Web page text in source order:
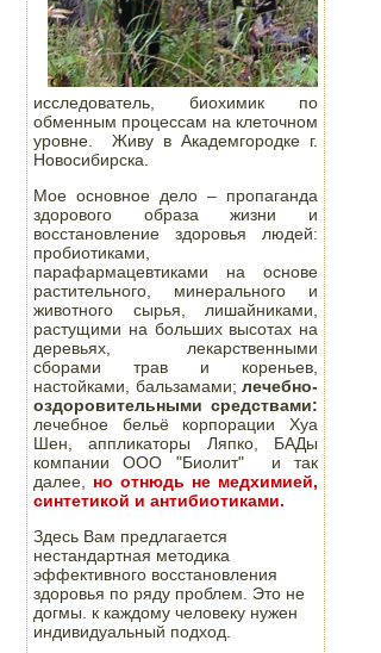
исследователь, биохимик по
обменным процессам на клеточном
уровне. Живу в Академгородке г.
Новосибирска.
Мое основное дело – пропаганда
здорового образа жизни и
восстановление здоровья людей:
пробиотиками,
парафармацевтиками на основе
растительного, минерального и
животного сырья, лишайниками,
растущими на больших высотах на
деревьях, лекарственными
сборами трав и кореньев,
настойками, бальзамами; лечебно-
оздоровительными средствами:
лечебное бельё корпорации Хуа
Шен, аппликаторы Ляпко, БАДы
компании ООО "Биолит" и так
далее, но отнюдь не медхимией,
синтетикой и антибиотиками.
Здесь Вам предлагается
нестандартная методика
эффективного восстановления
здоровья по ряду проблем. Это не
догмы. к каждому человеку нужен
индивидуальный подход.